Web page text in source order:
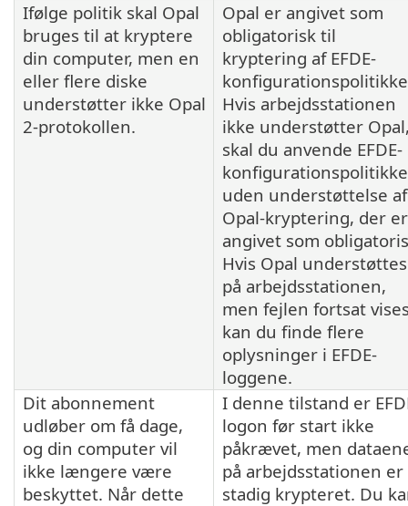
Ifølge politik skal Opal
bruges til at kryptere
din computer, men en
eller flere diske
understøtter ikke Opal
2-protokollen.
Opal er angivet som
obligatorisk til
kryptering af EFDE-
Hvis arbejdsstationen
ikke understøtter
skal du anvende EFDE-
uden understøttelse af
Opal-kryptering, der er
angivet som
Hvis Opal understøttes
på arbejdsstationen,
men fejlen fortsat
kan du finde flere
oplysninger i EFDE-
loggene.
Dit abonnement
udløber om få dage,
og din computer vil
ikke længere være
beskyttet. Når dette
I denne tilstand er
logon før start ikke
påkrævet, men
på arbejdsstationen er
stadig krypteret. Du